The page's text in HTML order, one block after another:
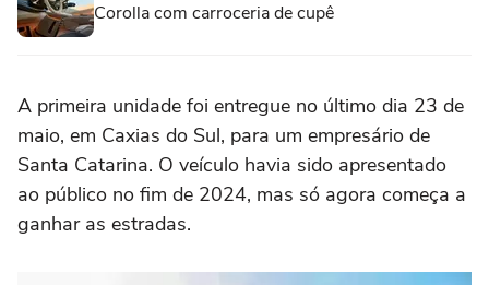
Corolla com carroceria de cupê
A primeira unidade foi entregue no último dia 23 de
maio, em Caxias do Sul, para um empresário de
Santa Catarina. O veículo havia sido apresentado
ao público no fim de 2024, mas só agora começa a
ganhar as estradas.